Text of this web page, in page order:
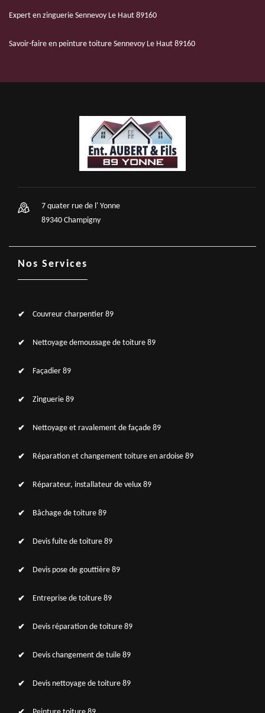
Expert en zinguerie Sennevoy Le Haut 89160
Savoir-faire en peinture toiture Sennevoy Le Haut 89160
7 quater rue de l' Yonne
89340 Champigny
Nos Services
Couvreur charpentier 89
Nettoyage demoussage de toiture 89
Façadier 89
Zinguerie 89
Nettoyage et ravalement de façade 89
Réparation et changement toiture en ardoise 89
Réparateur, installateur de velux 89
Bâchage de toiture 89
Devis fuite de toiture 89
Devis pose de gouttière 89
Entreprise de toiture 89
Devis réparation de toiture 89
Devis changement de tuile 89
Devis nettoyage de toiture 89